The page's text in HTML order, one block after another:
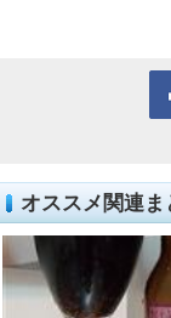
オススメ関連ま